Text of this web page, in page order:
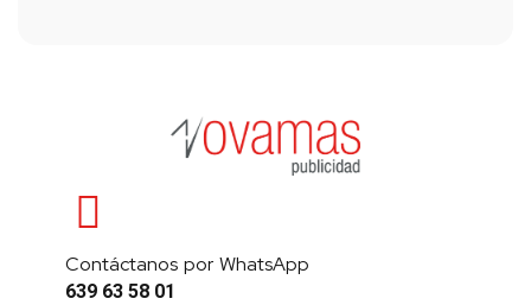
Contáctanos por WhatsApp
639 63 58 01